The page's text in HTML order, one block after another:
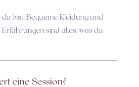
bist. Bequeme Kleidung und
sind alles, was du
eine Session?